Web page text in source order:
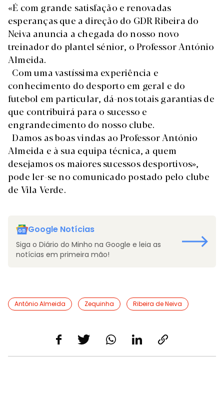
«É com grande satisfação e renovadas
esperanças que a direção do GDR Ribeira do
Neiva anuncia a chegada do nosso novo
treinador do plantel sénior, o Professor António
Almeida.
Com uma vastíssima experiência e
conhecimento do desporto em geral e do
futebol em particular, dá-nos totais garantias de
que contribuirá para o sucesso e
engrandecimento do nosso clube.
Damos as boas vindas ao Professor António
Almeida e à sua equipa técnica, a quem
desejamos os maiores sucessos desportivos»,
pode ler-se no comunicado postado pelo clube
de Vila Verde.
Google Notícias
Siga o Diário do Minho na Google e leia as
notícias em primeira mão!
António Almeida Zequinha Ribeira de Neiva